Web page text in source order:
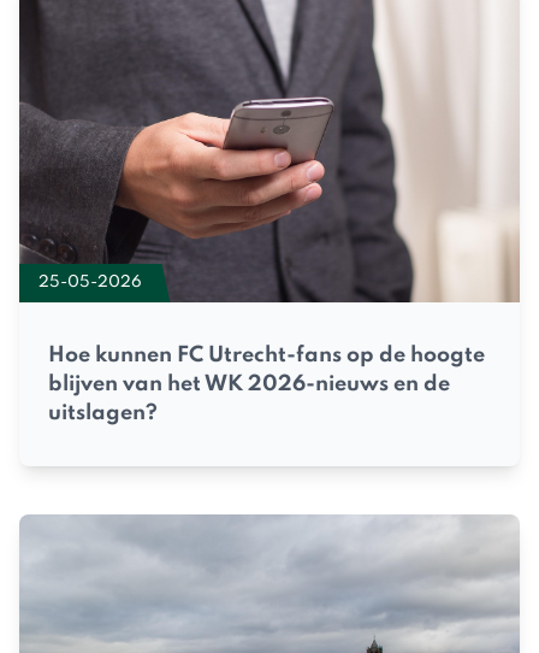
25-05-2026
Hoe kunnen FC Utrecht-fans op de hoogte
blijven van het WK 2026-nieuws en de
uitslagen?